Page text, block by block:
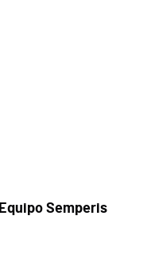
Equipo Semperis